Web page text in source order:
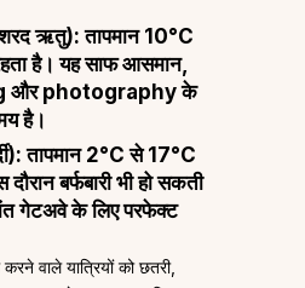
ऋतु): तापमान 10°C
है। यह साफ आसमान,
और photography के
है।
तापमान 2°C से 17°C
बर्फबारी भी हो सकती
गेटअवे के लिए परफेक्ट
वाले यात्रियों को छतरी,